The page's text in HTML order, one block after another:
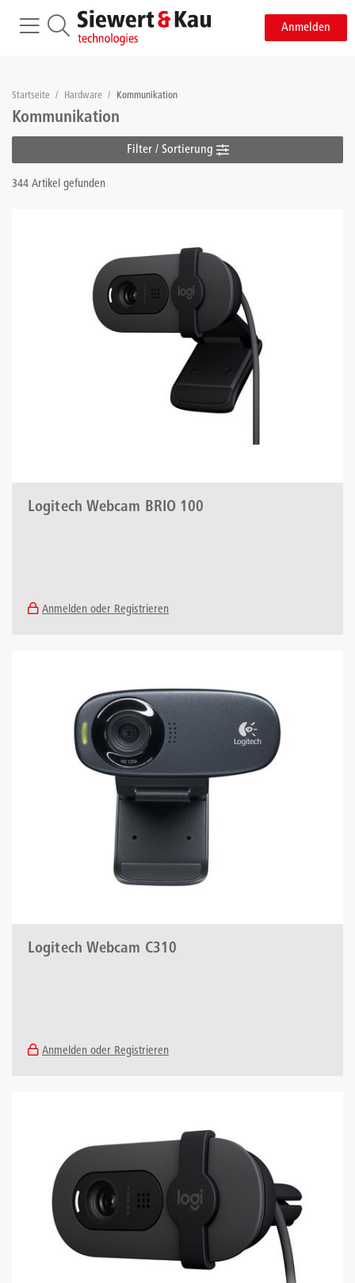
Anmelden
Startseite / Hardware / Kommunikation
Kommunikation
Filter / Sortierung
344 Artikel gefunden
Logitech Webcam BRIO 100
Anmelden oder Registrieren
Logitech Webcam C310
Anmelden oder Registrieren